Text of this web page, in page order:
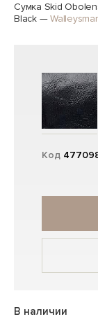
Сумка Skid
Black—
Код
В наличии